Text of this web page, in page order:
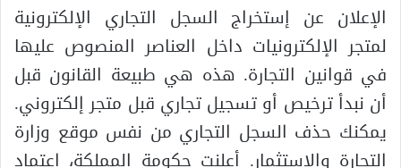
الإعلان عن إستخراج السجل التجاري الإلكترونية
لمتجر الإلكترونيات داخل العناصر المنصوص عليها
في قوانين التجارة. هذه هي طبيعة القانون قبل
أن نبدأ ترخيص أو تسجيل تجاري قبل متجر إلكتروني.
يمكنك حذف السجل التجاري من نفس موقع وزارة
التجارة والاستثمار. أعلنت حكومة المملكة، اعتماد